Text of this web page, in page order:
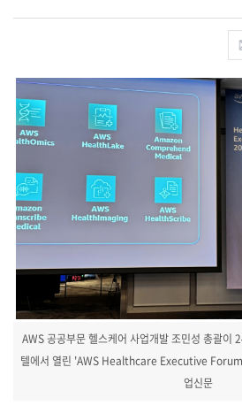
AWS 공공부문 헬스케어 사업개발 조민성 총괄이
텔에서 열린 'AWS Healthcare Executive
업신문